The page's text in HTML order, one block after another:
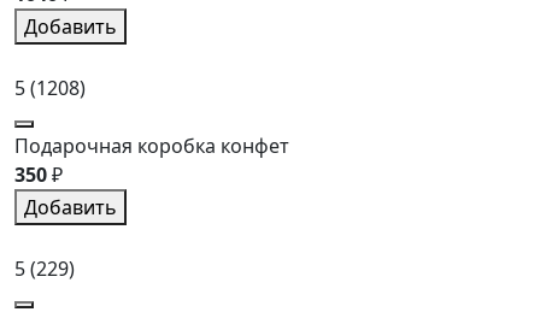
Добавить
5(1208)
Подарочная коробка конфет
350₽
Добавить
5(229)